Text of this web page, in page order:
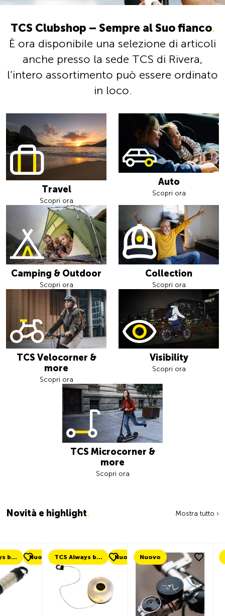
TCS Clubshop – Sempre al Suo fianco.
È ora disponibile una selezione di articoli
anche presso la sede TCS di Rivera,
l’intero assortimento può essere ordinato
in loco.
Travel
Scopri ora
Auto
Scopri ora
Camping & Outdoor
Scopri ora
Collection
Scopri ora
TCS Velocorner &
more
Scopri ora
Visibility
Scopri ora
TCS Microcorner &
more
Scopri ora
Novità e highlight. Mostra tutto ›
TCS Always by my side Nuovo Nuovo Nuovo